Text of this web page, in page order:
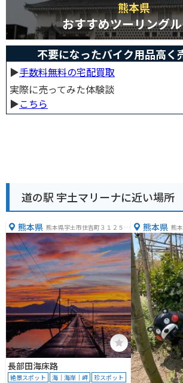
熊本県
おすすめツーリング
不要になったバイク用品高く
▶︎手数料無料の宅配買取
実際に売ってみた体験談
▶︎こちら
道の駅 宇土マリーナに近い場所
熊本県 熊本県宇土市住吉町３１２５
−１
長部田海床路
絶景スポット 海｜海岸｜岬 珍スポット
熊本県 熊